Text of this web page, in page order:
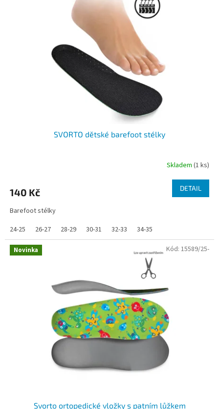
SVORTO dětské barefoot stélky
Skladem (1 ks)
140 Kč DETAIL
Barefoot stélky
24-25
26-27 28-29 30-31 32-33 34-35
Novinka
Svorto ortopedické vložky s patním lůžkem
Kód: 15589/25-